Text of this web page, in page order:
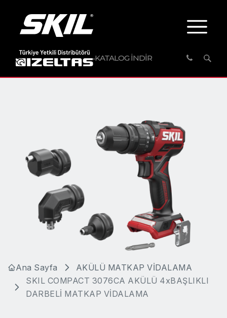
KATALOG İNDİR
Ana Sayfa
AKÜLÜ MATKAP VİDALAMA
SKIL COMPACT 3076CA AKÜLÜ 4xBAŞLIKLI
DARBELİ MATKAP VİDALAMA